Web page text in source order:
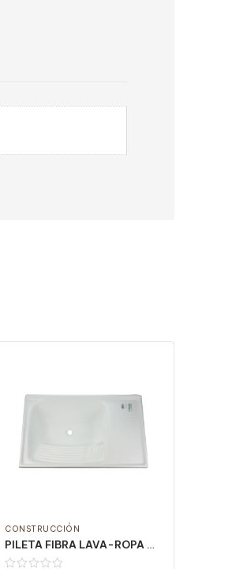
CONSTRUCCIÓN
PILETA FIBRA LAVA-ROPA 81x50CM BLANCO